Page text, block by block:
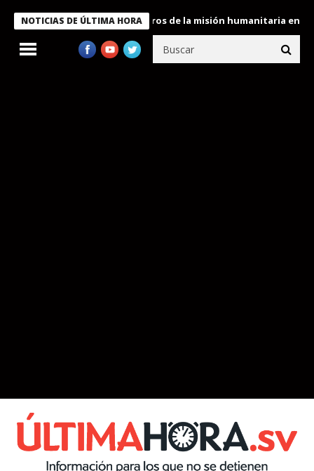
NOTICIAS DE ÚLTIMA HORA
Bukele condecora a miembros de la misión humanitaria enviada a